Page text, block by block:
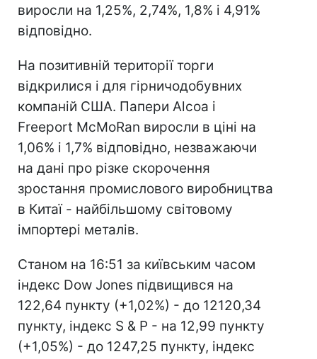
виросли на 1,25%, 2,74%, 1,8% і 4,91%
відповідно.
На позитивній території торги
відкрилися і для гірничодобувних
компаній США. Папери Alcoa і
Freeport McMoRan виросли в ціні на
1,06% і 1,7% відповідно, незважаючи
на дані про різке скорочення
зростання промислового виробництва
в Китаї - найбільшому світовому
імпортері металів.
Станом на 16:51 за київським часом
індекс Dow Jones підвищився на
122,64 пункту (+1,02%) - до 12120,34
пункту, індекс S & P - на 12,99 пункту
(+1,05%) - до 1247,25 пункту, індекс